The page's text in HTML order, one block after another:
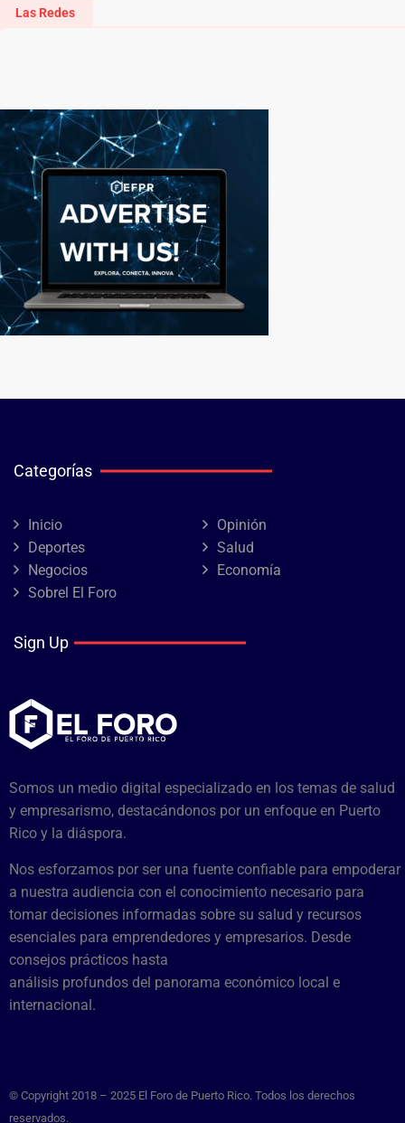
Las Redes
Categorías
Inicio
Opinión
Deportes
Salud
Negocios
Economía
Sobrel El Foro
Sign Up
Somos un medio digital especializado en los temas de salud
y empresarismo, destacándonos por un enfoque en Puerto
Rico y la diáspora.
Nos esforzamos por ser una fuente confiable para empoderar
a nuestra audiencia con el conocimiento necesario para
tomar decisiones informadas sobre su salud y recursos
esenciales para emprendedores y empresarios. Desde
consejos prácticos hasta
análisis profundos del panorama económico local e
internacional.
© Copyright 2018 – 2025 El Foro de Puerto Rico. Todos los derechos
reservados.